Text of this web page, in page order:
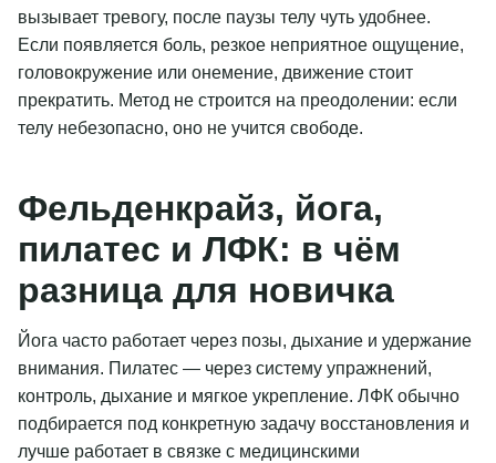
вызывает тревогу, после паузы телу чуть удобнее.
Если появляется боль, резкое неприятное ощущение,
головокружение или онемение, движение стоит
прекратить. Метод не строится на преодолении: если
телу небезопасно, оно не учится свободе.
Фельденкрайз, йога,
пилатес и ЛФК: в чём
разница для новичка
Йога часто работает через позы, дыхание и удержание
внимания. Пилатес — через систему упражнений,
контроль, дыхание и мягкое укрепление. ЛФК обычно
подбирается под конкретную задачу восстановления и
лучше работает в связке с медицинскими